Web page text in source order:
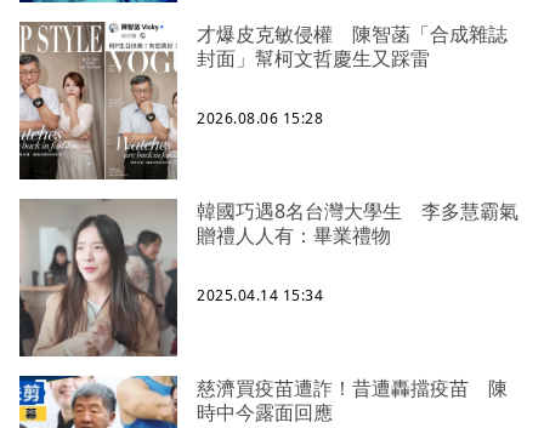
才爆皮克敏侵權 陳智菡「合成雜誌
封面」幫柯文哲慶生又踩雷
2026.08.06 15:28
韓國巧遇8名台灣大學生 李多慧霸氣
贈禮人人有：畢業禮物
2025.04.14 15:34
慈濟買疫苗遭詐！昔遭轟擋疫苗 陳
時中今露面回應